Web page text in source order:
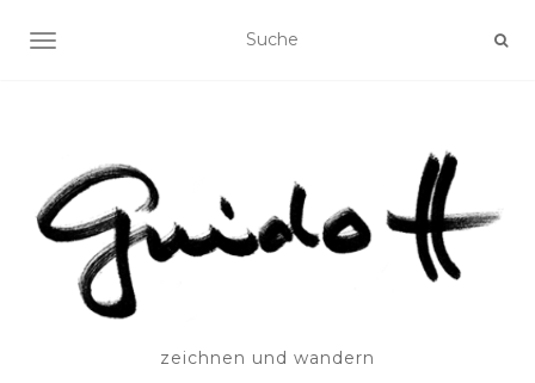
SCHALTE NAVIGATION
zeichnen und wandern